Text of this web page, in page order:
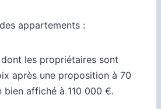
appartements :
les propriétaires sont
après une proposition à 70
bien affiché à 110 000 €.